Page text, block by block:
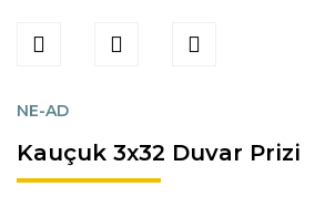
NE-AD
Kauçuk 3x32 Duvar Prizi